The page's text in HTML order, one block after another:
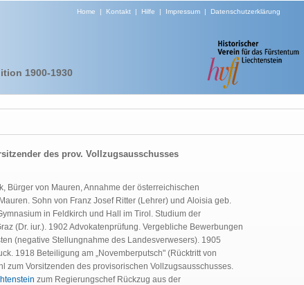
Home | Kontakt| Hilfe | Impressum| Datenschutzerklärung
1900-1930
des prov. Vollzugsausschusses
Bürger von Mauren, Annahme der österreichischen
Sohn von Franz Josef Ritter (Lehrer) und Aloisia geb.
in Feldkirch und Hall im Tirol. Studium der
(Dr. iur.). 1902 Advokatenprüfung. Vergebliche Bewerbungen
(negative Stellungnahme des Landesverwesers). 1905
1918 Beteiligung am „Novemberputsch" (Rücktritt von
zum Vorsitzenden des provisorischen Vollzugsausschusses.
zum Regierungschef Rückzug aus der